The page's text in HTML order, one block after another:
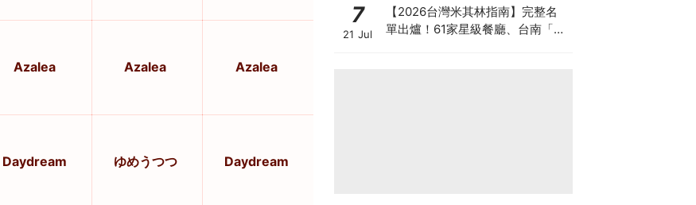
Azalea Azalea Azalea
Daydream ゆめうつつ Daydream
7
21 Jul
【2026台灣米其林指南】完整名
單出爐！61家星級餐廳、台南「予